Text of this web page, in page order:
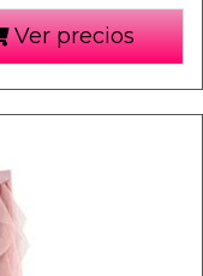
Ver precios